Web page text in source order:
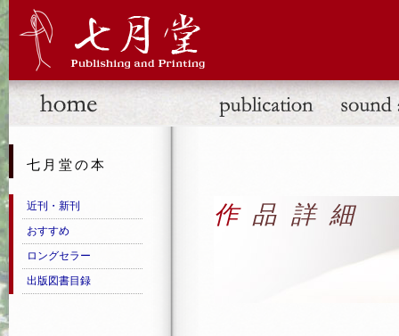
作品詳細
七月堂の本
近刊・新刊
おすすめ
ロングセラー
出版図書目録